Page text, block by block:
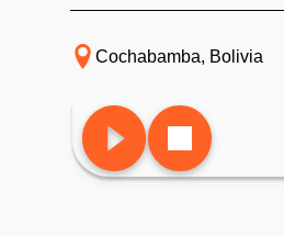
Cochabamba, Bolivia